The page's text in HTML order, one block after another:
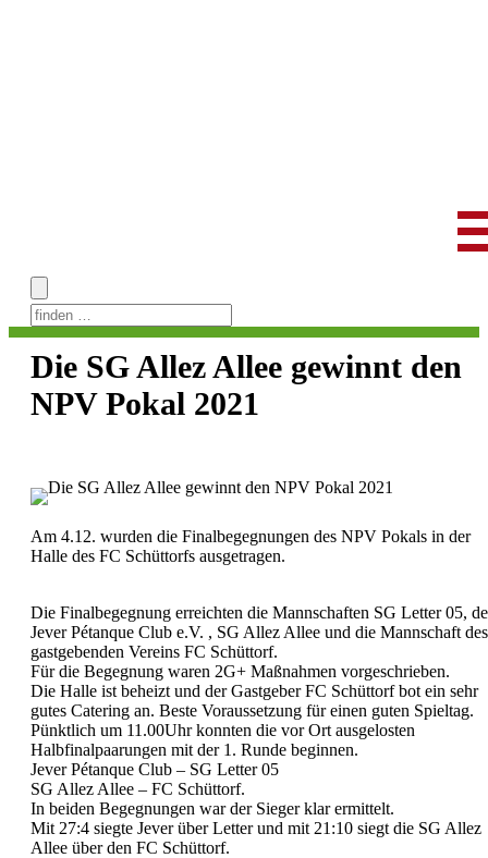
Skip
content
Die SG Allez Allee gewinnt den
NPV Pokal 2021
Am 4.12. wurden die Finalbegegnungen des NPV Pokals in der
Halle des FC Schüttorfs ausgetragen.
Die Finalbegegnung erreichten die Mannschaften SG Letter 05,
Jever Pétanque Club e.V. , SG Allez Allee und die Mannschaft des
gastgebenden Vereins FC Schüttorf.
Für die Begegnung waren 2G+ Maßnahmen vorgeschrieben.
Die Halle ist beheizt und der Gastgeber FC Schüttorf bot ein sehr
gutes Catering an. Beste Voraussetzung für einen guten Spieltag.
Pünktlich um 11.00Uhr konnten die vor Ort ausgelosten
Halbfinalpaarungen mit der 1. Runde beginnen.
Jever Pétanque Club – SG Letter 05
SG Allez Allee – FC Schüttorf.
In beiden Begegnungen war der Sieger klar ermittelt.
Mit 27:4 siegte Jever über Letter und mit 21:10 siegt die SG Allez
Allee über den FC Schüttorf.